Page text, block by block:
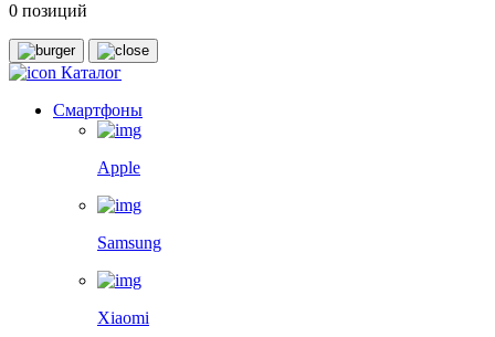
0 позиций
Каталог
Смартфоны
Apple
Samsung
Xiaomi